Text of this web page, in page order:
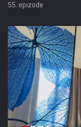
55. epizode